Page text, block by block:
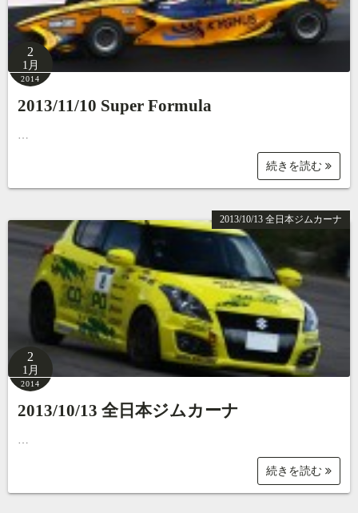
2
1月
2014
2013/11/10 Super Formula
…
続きを読む
2013/10/13 全日本ジムカーナ
2
1月
2014
2013/10/13 全日本ジムカーナ
…
続きを読む